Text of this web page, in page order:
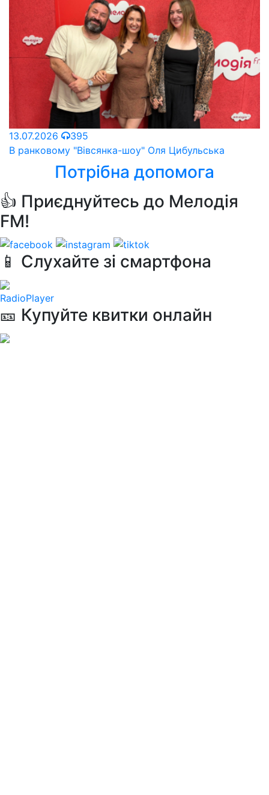
13.07.2026
395
В ранковому "Вівсянка-шоу" Оля Цибульська
Потрібна допомога
👍 Приєднуйтесь до Мелодія
FM!
📱 Слухайте зі смартфона
RadioPlayer
🎫 Купуйте квитки онлайн